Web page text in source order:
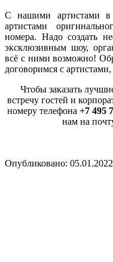
С нашими артистами в
артистами
номера. Надо создать
эксклюзивным шоу,
всё с ними возможно!
договоримся с
Чтобы заказать
встречу гостей и
номеру телефона +7 495
нам на
Опубликовано: 05.01.2022